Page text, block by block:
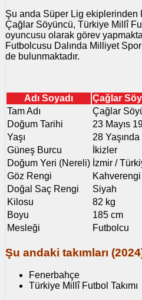
Şu anda Süper Lig ekiplerinden
Çağlar Söyüncü, Türkiye Millî
oyuncusu olarak görev
Futbolcusu Dalında Milliyet
de bulunmaktadır.
Adı Soyadı
Çağlar
Tam Adı
Çağlar
Doğum Tarihi
23 Mayıs
Yaşı
28 Yaşında
Güneş Burcu
İkizler
Doğum Yeri (Nereli) İzmir /
Göz Rengi
Kahverengi
Doğal Saç Rengi
Siyah
Kilosu
82 kg
Boyu
185 cm
Mesleği
Futbolcu
Şu andaki takımları
Fenerbahçe
Türkiye Millî Futbol Takımı